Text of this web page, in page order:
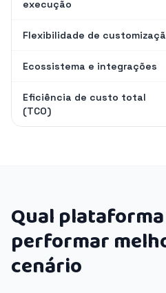
execução
Flexibilidade de
Ecossistema e integrações
Eficiência de custo total
(TCO)
Qual
performar
cenário